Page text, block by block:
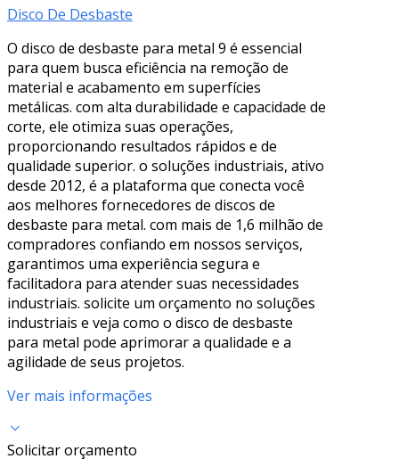
Disco De Desbaste
O disco de desbaste para metal 9 é essencial
para quem busca eficiência na remoção de
material e acabamento em superfícies
metálicas. com alta durabilidade e capacidade de
corte, ele otimiza suas operações,
proporcionando resultados rápidos e de
qualidade superior. o soluções industriais, ativo
desde 2012, é a plataforma que conecta você
aos melhores fornecedores de discos de
desbaste para metal. com mais de 1,6 milhão de
compradores confiando em nossos serviços,
garantimos uma experiência segura e
facilitadora para atender suas necessidades
industriais. solicite um orçamento no soluções
industriais e veja como o disco de desbaste
para metal pode aprimorar a qualidade e a
agilidade de seus projetos.
Ver mais informações
Solicitar orçamento